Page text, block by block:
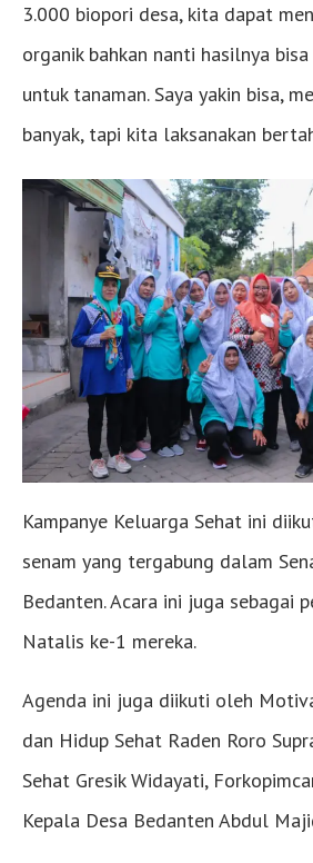
3.000 biopori desa, kita dapat
organik bahkan nanti hasilnya
untuk tanaman. Saya yakin bisa,
banyak, tapi kita laksanakan
Kampanye Keluarga Sehat ini
senam yang tergabung dalam
Bedanten. Acara ini juga sebagai
Natalis ke-1 mereka.
Agenda ini juga diikuti oleh
dan Hidup Sehat Raden Roro
Sehat Gresik Widayati,
Kepala Desa Bedanten Abdul